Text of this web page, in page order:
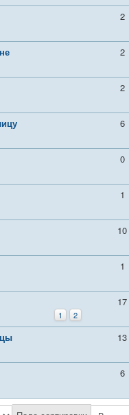
2
2
2
6
0
1
10
1
1 2
17
13
6